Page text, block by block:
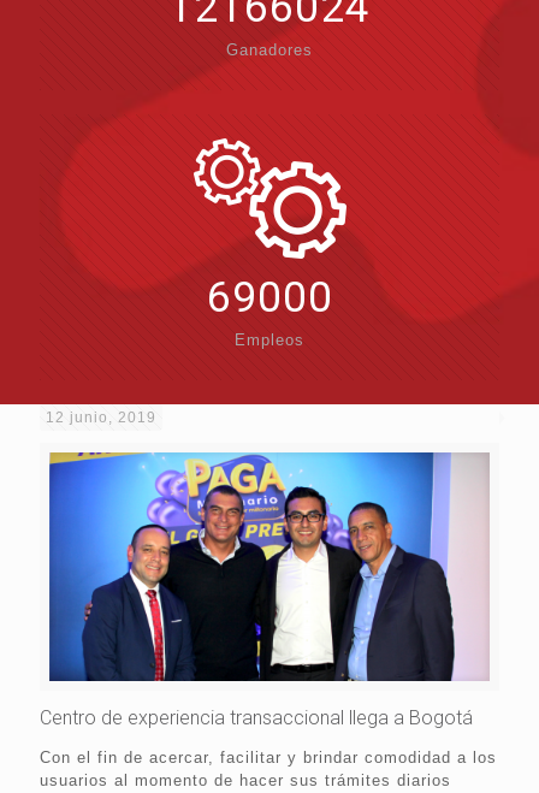
Ganadores
69000
Empleos
12 junio, 2019
Centro de experiencia transaccional llega a Bogotá
Con el fin de acercar, facilitar y brindar comodidad a los
usuarios al momento de hacer sus trámites diarios